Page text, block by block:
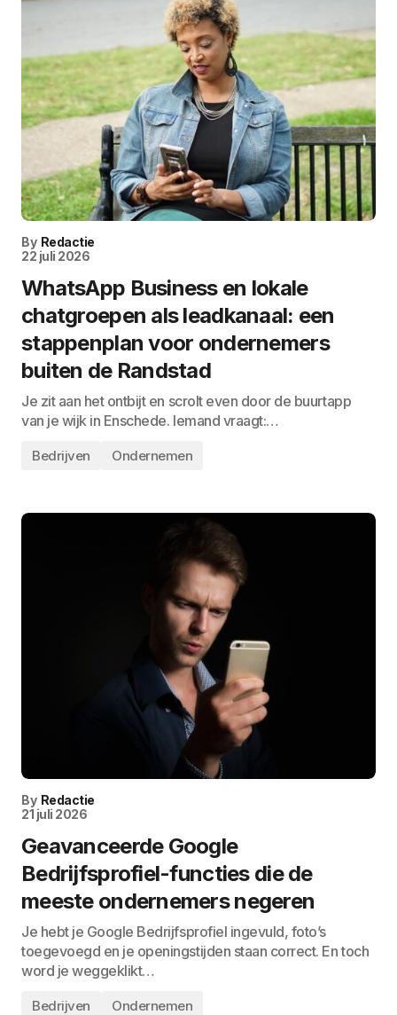
By Redactie
22 juli 2026
WhatsApp Business en lokale
chatgroepen als leadkanaal: een
stappenplan voor ondernemers
buiten de Randstad
Je zit aan het ontbijt en scrolt even door de buurtapp
van je wijk in Enschede. Iemand vraagt:…
Bedrijven Ondernemen
By Redactie
21 juli 2026
Geavanceerde Google
Bedrijfsprofiel-functies die de
meeste ondernemers negeren
Je hebt je Google Bedrijfsprofiel ingevuld, foto’s
toegevoegd en je openingstijden staan correct. En toch
word je weggeklikt…
Bedrijven Ondernemen